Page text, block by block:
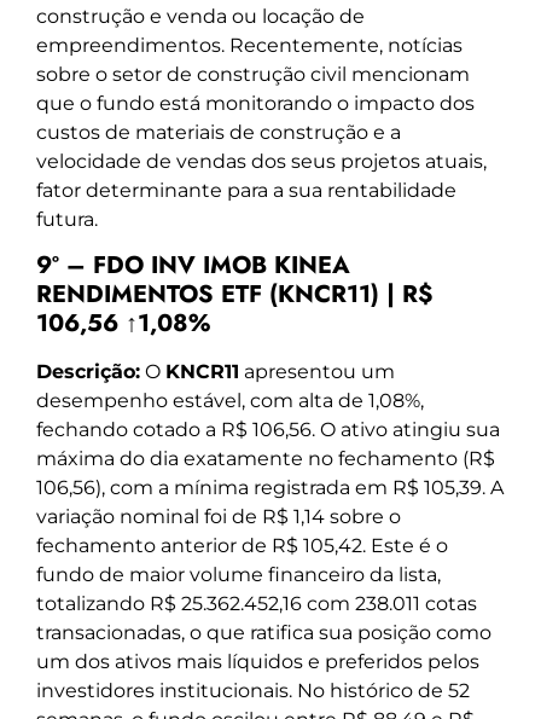
construção e venda ou locação de
empreendimentos. Recentemente, notícias
sobre o setor de construção civil mencionam
que o fundo está monitorando o impacto dos
custos de materiais de construção e a
velocidade de vendas dos seus projetos atuais,
fator determinante para a sua rentabilidade
futura.
9º – FDO INV IMOB KINEA
RENDIMENTOS ETF (KNCR11) | R$
106,56 ↑1,08%
Descrição: O KNCR11 apresentou um
desempenho estável, com alta de 1,08%,
fechando cotado a R$ 106,56. O ativo atingiu sua
máxima do dia exatamente no fechamento (R$
106,56), com a mínima registrada em R$ 105,39. A
variação nominal foi de R$ 1,14 sobre o
fechamento anterior de R$ 105,42. Este é o
fundo de maior volume financeiro da lista,
totalizando R$ 25.362.452,16 com 238.011 cotas
transacionadas, o que ratifica sua posição como
um dos ativos mais líquidos e preferidos pelos
investidores institucionais. No histórico de 52